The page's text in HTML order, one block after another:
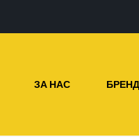
ЗА НАС